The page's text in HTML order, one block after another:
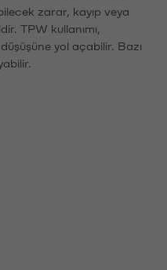
zarar, kayıp veya
TPW kullanımı,
yol açabilir. Bazı